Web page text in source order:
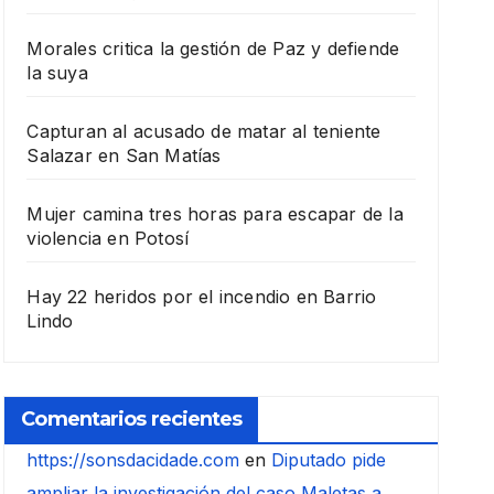
Morales critica la gestión de Paz y defiende
la suya
Capturan al acusado de matar al teniente
Salazar en San Matías
Mujer camina tres horas para escapar de la
violencia en Potosí
Hay 22 heridos por el incendio en Barrio
Lindo
Comentarios recientes
https://sonsdacidade.com en Diputado pide